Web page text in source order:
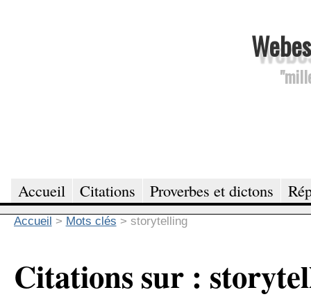
Accueil Citations Proverbes et dictons
Accueil > Mots clés > storytelling
Citations sur :